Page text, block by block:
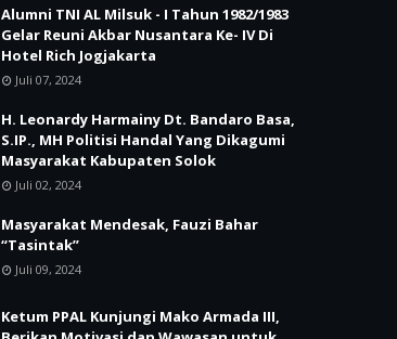
Alumni TNI AL Milsuk - I Tahun 1982/1983
Gelar Reuni Akbar Nusantara Ke- IV Di
Hotel Rich Jogjakarta
Juli 07, 2024
H. Leonardy Harmainy Dt. Bandaro Basa,
S.IP., MH Politisi Handal Yang Dikagumi
Masyarakat Kabupaten Solok
Juli 02, 2024
Masyarakat Mendesak, Fauzi Bahar
“Tasintak”
Juli 09, 2024
Ketum PPAL Kunjungi Mako Armada III,